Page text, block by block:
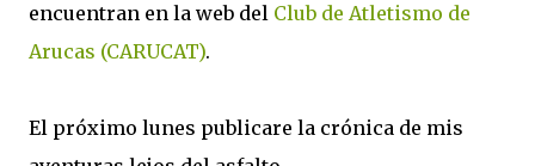
encuentran en la web del Club de Atletismo de
Arucas (CARUCAT).
El próximo lunes publicare la crónica de mis